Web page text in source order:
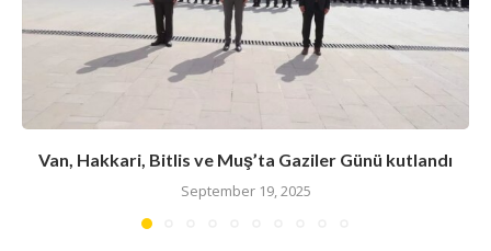
Van, Hakkari, Bitlis ve Muş’ta Gaziler Günü kutlandı
September 19, 2025